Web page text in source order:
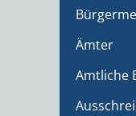
Ämter
Amtliche